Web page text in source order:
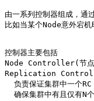
由一系列控制器组成，通
比如当某个Node意外
控制器主要包括
Node Controller(节点
Replication
负责保证集群中一个
确保集群中有且仅有N